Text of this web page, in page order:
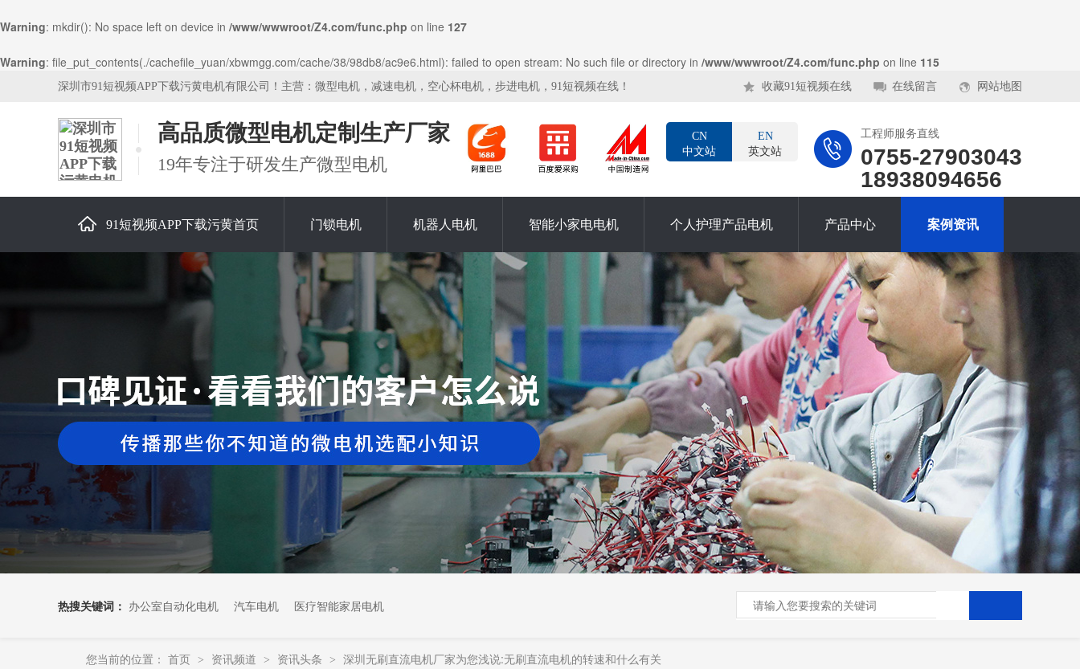
Warning: mkdir(): No space left on device in /www/wwwroot/Z4.com/func.php on line 127
Warning: file_put_contents(./cachefile_yuan/xbwmgg.com/cache/38/98db8/ac9e6.html): failed to open stream: No such file or directory in /www/wwwroot/Z4.com/func.php on line 115
收藏91短视频在线 在线留言 网站地图
深圳市91短视频APP下载污黄电机有限公司！主营：微型电机，减速电机，空心杯电机，步进电机，91短视频在线！
高品质微型电机定制生产厂家
19年专注于研发生产微型电机
工程师服务直线
0755-27903043
18938094656
CN
中文站
EN
英文站
91短视频APP下载污黄首页 门锁电机 机器人电机 智能小家电电机 个人护理产品电机 产品中心 案例资讯
关于91短视频APP下载污黄
热搜关键词： 办公室自动化电机 汽车电机 医疗智能家居电机
您当前的位置： 首页 > 资讯频道 > 资讯头条 > 深圳无刷直流电机厂家为您浅说:无刷直流电机的转速和什么有关